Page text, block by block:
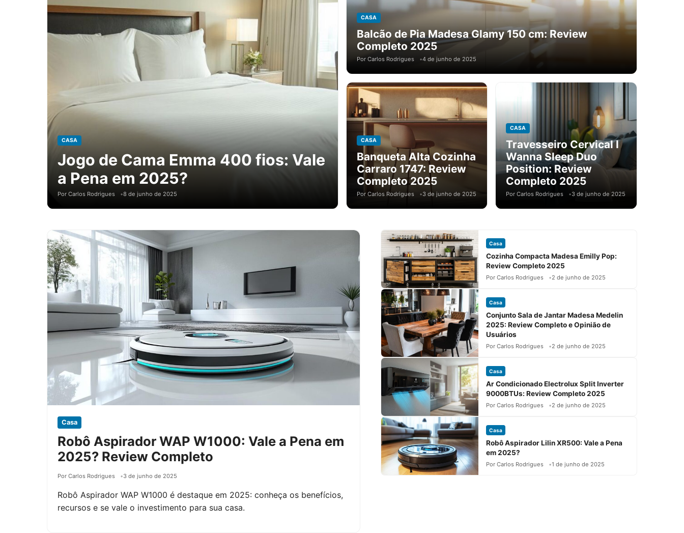
CASA
Jogo de Cama Emma 400 fios: Vale
a Pena em 2025?
Por Carlos Rodrigues 8 de junho de 2025
CASA
Balcão de Pia Madesa Glamy 150 cm: Review
Completo 2025
Por Carlos Rodrigues 4 de junho de 2025
CASA
Banqueta Alta Cozinha
Carraro 1747: Review
Completo 2025
Por Carlos Rodrigues 3 de junho de 2025
CASA
Travesseiro Cervical I
Wanna Sleep Duo
Position: Review
Completo 2025
Por Carlos Rodrigues 3 de junho de 2025
Casa
Robô Aspirador WAP W1000: Vale a Pena em
2025? Review Completo
Por Carlos Rodrigues 3 de junho de 2025
Robô Aspirador WAP W1000 é destaque em 2025: conheça os benefícios,
recursos e se vale o investimento para sua casa.
Casa
Cozinha Compacta Madesa Emilly Pop:
Review Completo 2025
Por Carlos Rodrigues 2 de junho de 2025
Casa
Conjunto Sala de Jantar Madesa Medelin
2025: Review Completo e Opinião de
Usuários
Por Carlos Rodrigues 2 de junho de 2025
Casa
Ar Condicionado Electrolux Split Inverter
9000BTUs: Review Completo 2025
Por Carlos Rodrigues 2 de junho de 2025
Casa
Robô Aspirador Lilin XR500: Vale a Pena
em 2025?
Por Carlos Rodrigues 1 de junho de 2025